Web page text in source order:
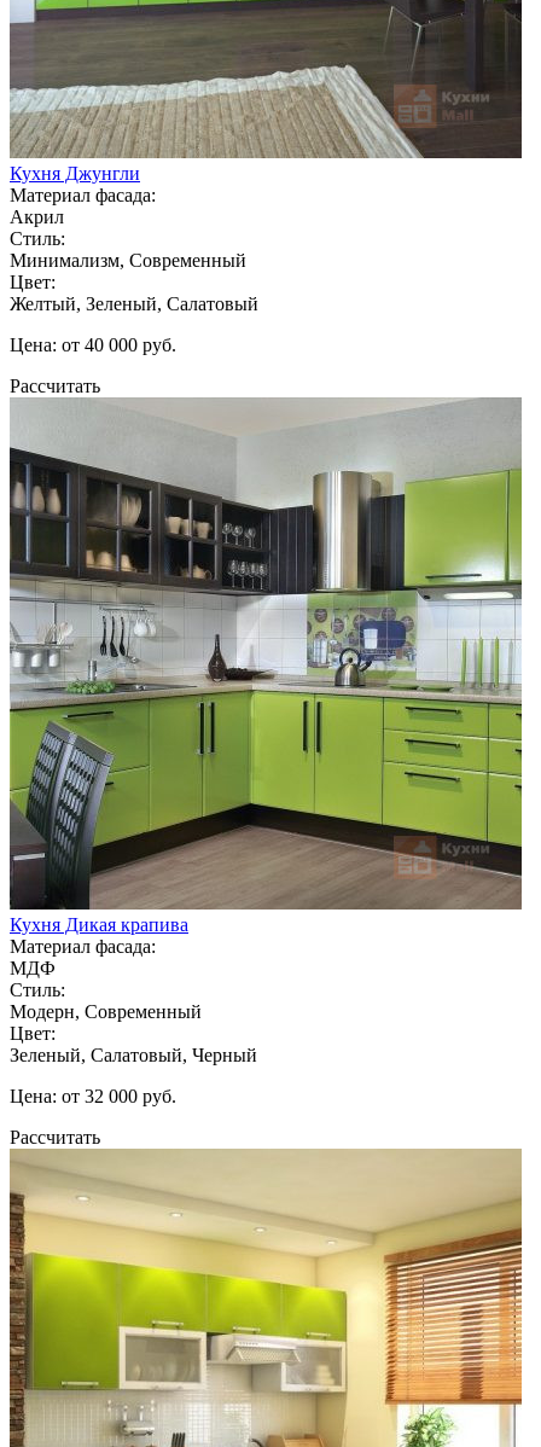
Кухня Джунгли
Материал фасада:
Акрил
Стиль:
Минимализм, Современный
Цвет:
Желтый, Зеленый, Салатовый
Цена: от 40 000 руб.
Рассчитать
Кухня Дикая крапива
Материал фасада:
МДФ
Стиль:
Модерн, Современный
Цвет:
Зеленый, Салатовый, Черный
Цена: от 32 000 руб.
Рассчитать